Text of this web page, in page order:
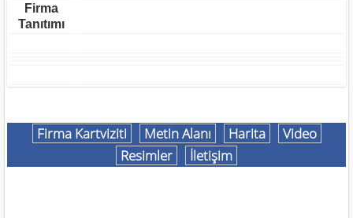
Firma
Tanıtımı
Firma Kartviziti Metin Alanı Harita
Video
Resimler
İletişim